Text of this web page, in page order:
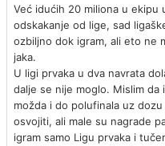
Već idućih 20 miliona u ekipu
odskakanje od lige, sad
ozbiljno dok igram, ali eto ne
jaka.
U ligi prvaka u dva navrata
dalje se nije moglo. Mislim da
možda i do polufinala uz
osvojiti, ali male su nagrade
igram samo Ligu prvaka i